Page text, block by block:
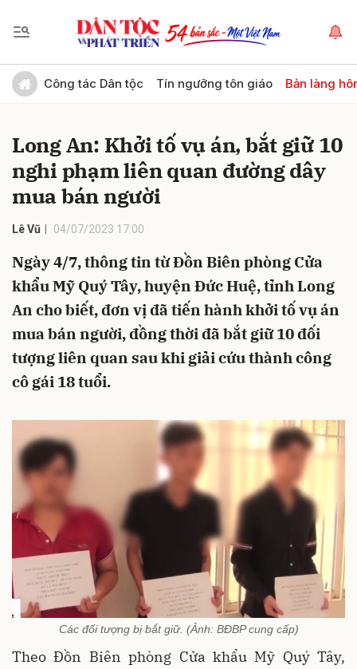
Công tác Dân tộc Tín ngưỡng tôn giáo Bản làng
Long An: Khởi tố vụ án, bắt giữ 10
nghi phạm liên quan đường dây
mua bán người
Lê Vũ 04/07/2023 17:00
Ngày 4/7, thông tin từ Đồn Biên phòng Cửa
khẩu Mỹ Quý Tây, huyện Đức Huệ, tỉnh Long
An cho biết, đơn vị đã tiến hành khởi tố vụ án
mua bán người, đồng thời đã bắt giữ 10 đối
tượng liên quan sau khi giải cứu thành công
cô gái 18 tuổi.
Các đối tượng bị bắt giữ. (Ảnh: BĐBP cung cấp)
Theo Đồn Biên phòng Cửa khẩu Mỹ Quý Tây,
Gửi bình luận